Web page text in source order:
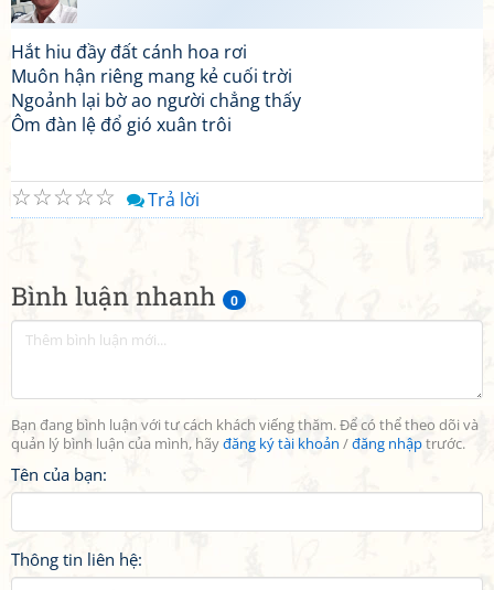
Bình luận nhanh 0
Bạn đang bình luận với tư cách khách viếng thăm. Để có thể theo dõi và
quản lý bình luận của mình, hãyđăng ký tài khoản /đăng nhậptrước.
Tên của bạn:
Thông tin liên hệ:
Hắt hiu đầy đất cánh hoa rơi
Muôn hận riêng mang kẻ cuối trời
Ngoảnh lại bờ ao người chẳng thấy
Ôm đàn lệ đổ gió xuân trôi
☆
☆
☆
☆
☆ Trả lời